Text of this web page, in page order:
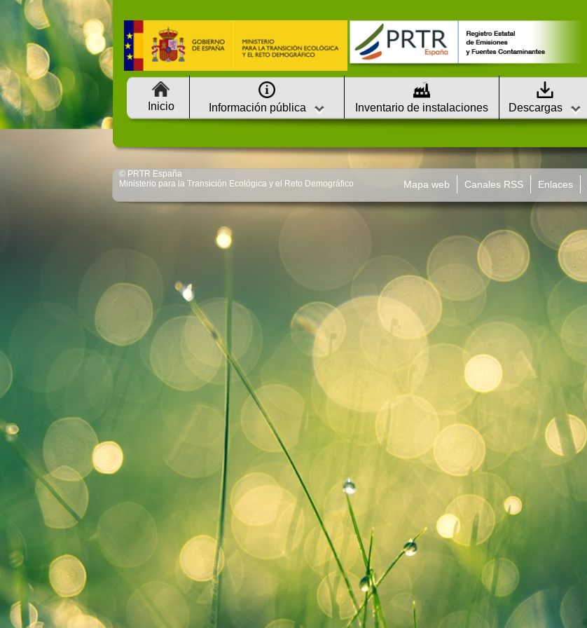
Inicio Información pública Inventario de instalaciones Descargas
© PRTR España
Ministerio para la Transición Ecológica y el Reto Demográfico
Mapa web Canales RSS Enlaces